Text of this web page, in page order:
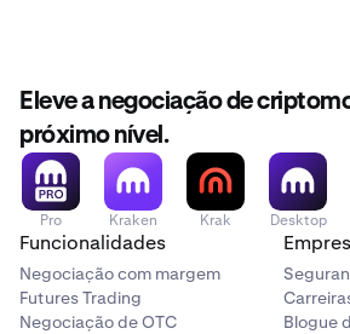
Eleve a negociação de
próximo nível.
Pro Kraken Krak Desktop
Funcionalidades
Negociação com margem
Futures Trading
Negociação de OTC
Blogue